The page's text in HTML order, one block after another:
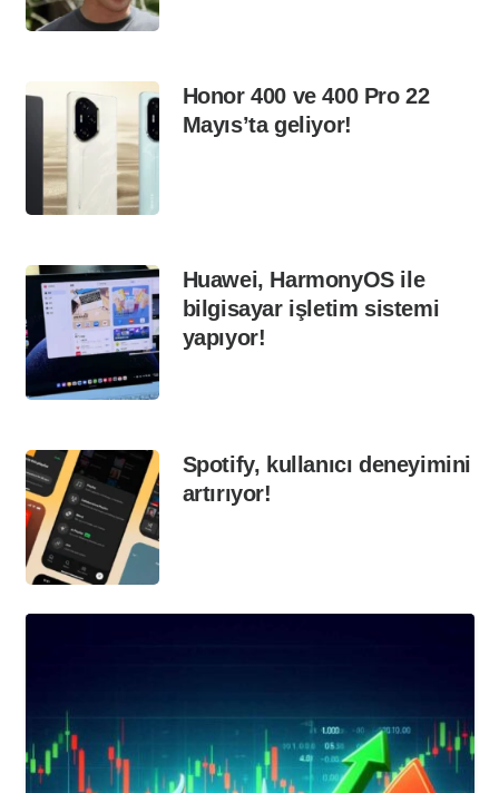
Honor 400 ve 400 Pro 22
Mayıs’ta geliyor!
Huawei, HarmonyOS ile
bilgisayar işletim sistemi
yapıyor!
Spotify, kullanıcı deneyimini
artırıyor!